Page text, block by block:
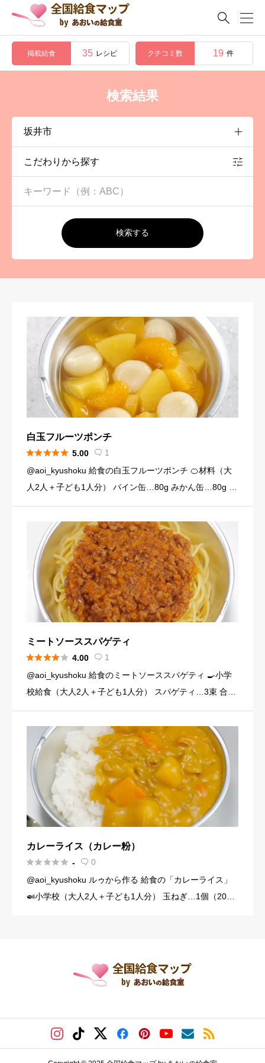

掲載給食 35 レシピ クチコミ数 19 件
検索結果
こだわりから探す
検索する
白玉フルーツポンチ
 5.00  1
@aoi_kyushoku 給食の白玉フルーツポンチ 🍊材料（大
人2人＋子ども1人分） パイン缶…80g みかん缶…80g 黄
4g） （白玉団子） 白玉粉… […]
ミートソーススパゲティ
 4.00  1
@aoi_kyushoku 給食のミートソーススパゲティ 🍳小学
校給食（大人2人＋子ども1人分） スパゲティ…3束 合い
（120g） にんにくチューブ…少々（1 […]
カレーライス（カレー粉）
 -  0
@aoi_kyushoku ルゥから作る 給食の「カレーライス」
🍛小学校（大人2人＋子ども1人分） 玉ねぎ…1個（200